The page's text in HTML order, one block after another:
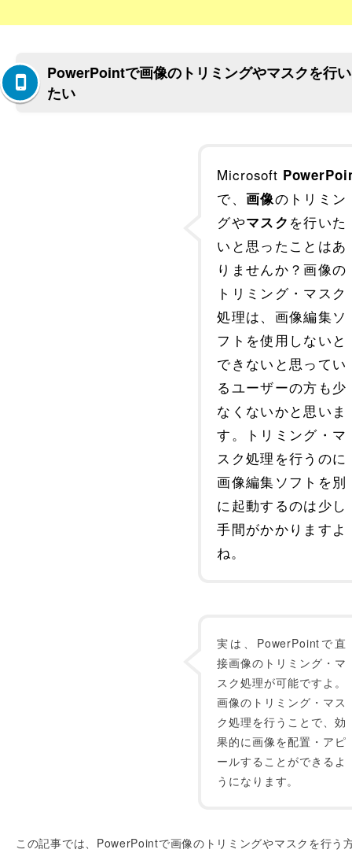
PowerPointで画像のトリミングやマスクを行い
たい
Microsoft
で、画像のトリミン
グやマスク を行いた
いと思ったことはあ
りませんか？画像の
トリミング・マスク
処理は、画像編集ソ
フトを使用しないと
できないと思ってい
るユーザーの方も少
なくないかと思いま
す。トリミング・マ
スク処理を行うのに
画像編集ソフトを別
に起動するのは少し
手間がかかりますよ
ね。
実は、PowerPointで直
接画像のトリミング・マ
スク処理が可能ですよ。
画像のトリミング・マス
ク処理を行うことで、効
果的に画像を配置・アピ
ールすることができるよ
うになります。
この記事では、PowerPointで画像のトリミングやマスクを行う